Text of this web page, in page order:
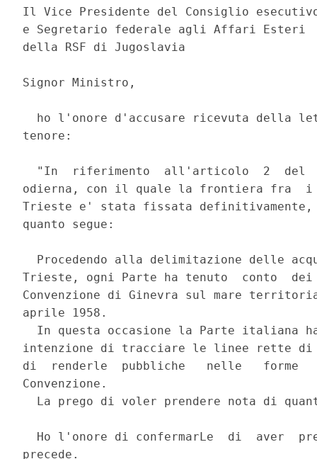
Il Vice Presidente del Consiglio
e Segretario federale agli Affari Esteri
della RSF di Jugoslavia
Signor Ministro,
ho l'onore d'accusare ricevuta della
tenore:
"In  riferimento  all'articolo  2  del
odierna, con il quale la frontiera fra
Trieste e' stata fissata definitivamente,
quanto segue:
Procedendo alla delimitazione delle
Trieste, ogni Parte ha tenuto  conto
Convenzione di Ginevra sul mare
aprile 1958.
In questa occasione la Parte italiana
intenzione di tracciare le linee rette di
di  renderle  pubbliche   nelle   forme
Convenzione.
La prego di voler prendere nota di
Ho l'onore di confermarLe  di  aver
precede.